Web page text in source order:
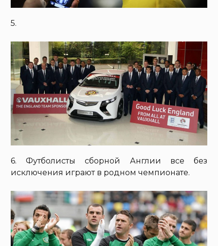
5.
6. Футболисты сборной Англии все без
исключения играют в родном чемпионате.